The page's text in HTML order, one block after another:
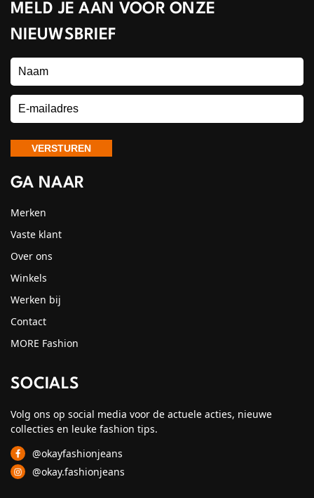
MELD JE AAN VOOR ONZE
NIEUWSBRIEF
GA NAAR
Merken
Vaste klant
Over ons
Winkels
Werken bij
Contact
MORE Fashion
SOCIALS
Volg ons op social media voor de actuele acties, nieuwe
collecties en leuke fashion tips.
@okayfashionjeans
@okay.fashionjeans